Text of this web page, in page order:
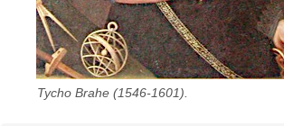
Tycho Brahe (1546-1601).